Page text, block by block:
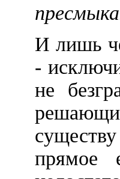
И лишь
-
не
прямое